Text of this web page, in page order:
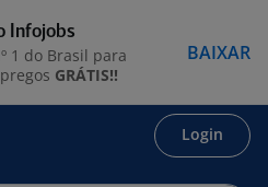
Login
Infojobs
1 do Brasil para
GRÁTIS!!
BAIXAR